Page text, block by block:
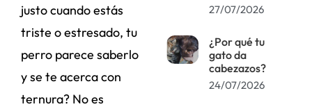
justo cuando estás
triste o estresado, tu
perro parece saberlo
y se te acerca con
ternura? No es
27/07/2026
¿Por qué tu
gato da
cabezazos?
24/07/2026